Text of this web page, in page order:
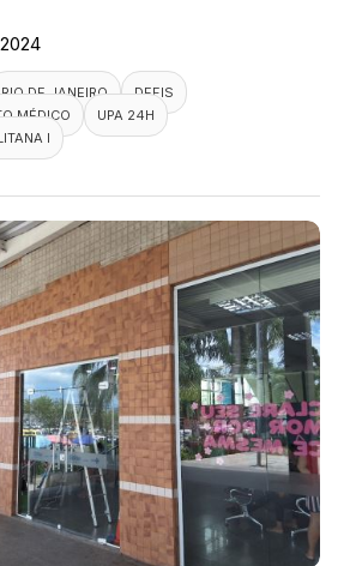
RIO DE JANEIRO
DEFIS
MÉDICO
UPA 24H
I